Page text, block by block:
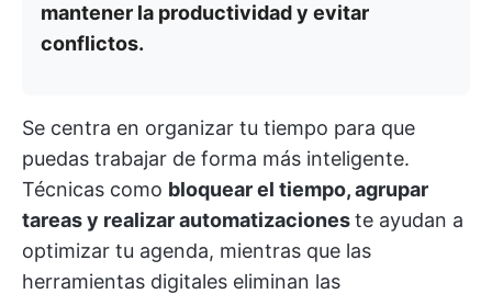
mantener la productividad y evitar
conflictos.
Se centra en organizar tu tiempo para que
puedas trabajar de forma más inteligente.
Técnicas como bloquear el tiempo, agrupar
tareas y realizar automatizacioneste ayudan a
optimizar tu agenda, mientras que las
herramientas digitales eliminan las